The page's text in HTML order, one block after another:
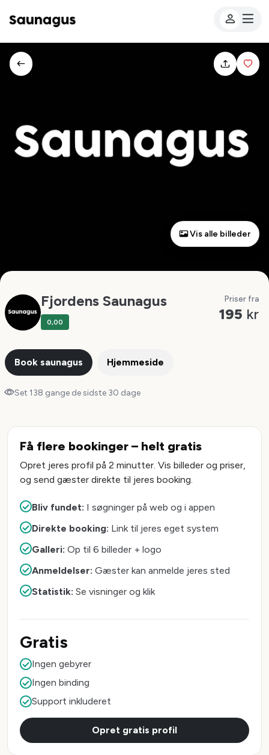
Vis alle billeder
Fjordens Saunagus
0,00
Priser fra
195 kr
Book saunagus Hjemmeside
Set 138 gange de sidste 30 dage
Få flere bookinger – helt gratis
Opret jeres profil på 2 minutter. Vis billeder og priser,
og send gæster direkte til jeres booking.
Bliv fundet: I søgninger på web og i appen
Direkte booking: Link til jeres eget system
Galleri: Op til 6 billeder + logo
Anmeldelser: Gæster kan anmelde jeres sted
Statistik: Se visninger og klik
Gratis
Ingen gebyrer
Ingen binding
Support inkluderet
Opret gratis profil